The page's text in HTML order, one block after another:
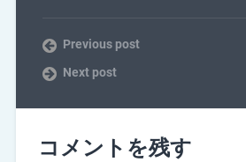
Previous post
Next post
コメントを残す